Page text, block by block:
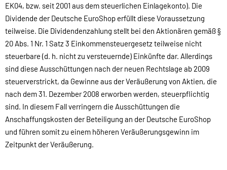
EK04, bzw. seit 2001 aus dem steuerlichen Einlagekonto). Die
Dividende der Deutsche EuroShop erfüllt diese Voraussetzung
teilweise. Die Dividendenzahlung stellt bei den Aktionären gemäß §
20 Abs. 1 Nr. 1 Satz 3 Einkommensteuergesetz teilweise nicht
steuerbare (d. h. nicht zu versteuernde) Einkünfte dar. Allerdings
sind diese Ausschüttungen nach der neuen Rechtslage ab 2009
steuerverstrickt, da Gewinne aus der Veräußerung von Aktien, die
nach dem 31. Dezember 2008 erworben werden, steuerpflichtig
sind. In diesem Fall verringern die Ausschüttungen die
Anschaffungskosten der Beteiligung an der Deutsche EuroShop
und führen somit zu einem höheren Veräußerungsgewinn im
Zeitpunkt der Veräußerung.